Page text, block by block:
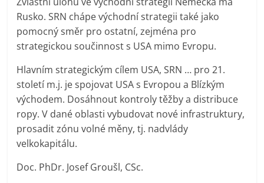
Rusko. SRN chápe východní strategii také jako
pomocný směr pro ostatní, zejména pro
strategickou součinnost s USA mimo Evropu.
Hlavním strategickým cílem USA, SRN … pro 21.
století m.j. je spojovat USA s Evropou a Blízkým
východem. Dosáhnout kontroly těžby a distribuce
ropy. V dané oblasti vybudovat nové infrastruktury,
prosadit zónu volné měny, tj. nadvlády
velkokapitálu.
Doc. PhDr. Josef Groušl, CSc.